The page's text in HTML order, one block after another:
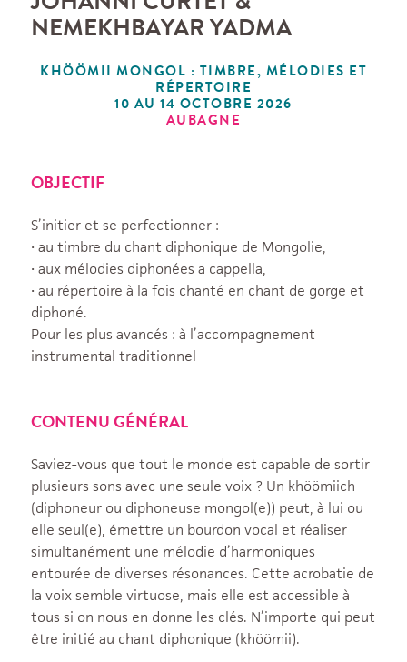
NEMEKHBAYAR YADMA
KHÖÖMII MONGOL : TIMBRE, MÉLODIES ET
RÉPERTOIRE
10 AU 14 OCTOBRE 2026
AUBAGNE
OBJECTIF
S’initier et se perfectionner :
• au timbre du chant diphonique de Mongolie,
• aux mélodies diphonées a cappella,
• au répertoire à la fois chanté en chant de gorge et
diphoné.
Pour les plus avancés : à l’accompagnement
instrumental traditionnel
CONTENU GÉNÉRAL
Saviez-vous que tout le monde est capable de sortir
plusieurs sons avec une seule voix ? Un khöömiich
(diphoneur ou diphoneuse mongol(e)) peut, à lui ou
elle seul(e), émettre un bourdon vocal et réaliser
simultanément une mélodie d’harmoniques
entourée de diverses résonances. Cette acrobatie de
la voix semble virtuose, mais elle est accessible à
tous si on nous en donne les clés. N’importe qui peut
être initié au chant diphonique (khöömii).